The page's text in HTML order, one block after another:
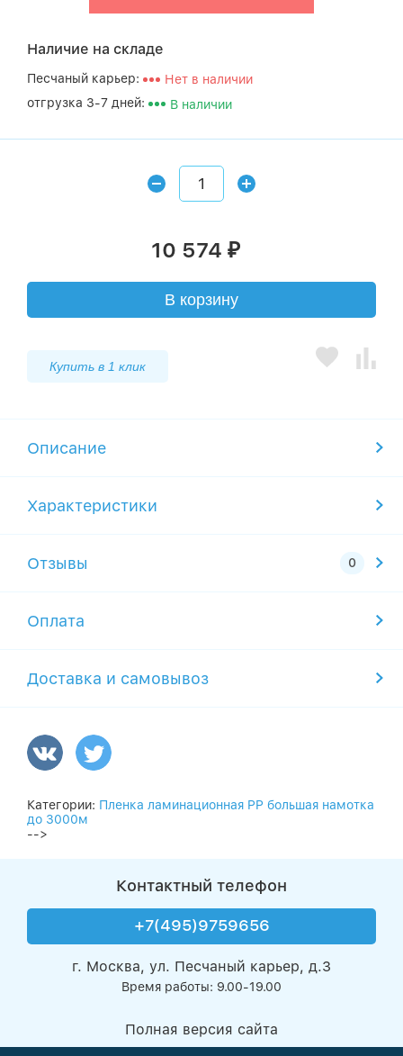
Наличие на складе
Песчаный карьер:
Нет в наличии
отгрузка 3-7 дней:
В наличии
10 574 ₽
В корзину
Купить в 1 клик
Описание
Характеристики
Отзывы
Оплата
Доставка и самовывоз
Категории: Пленка ламинационная PP большая намотка
до 3000м
-->
Контактный телефон
+7(495)9759656
г. Москва, ул. Песчаный карьер, д.3
Время работы: 9.00-19.00
Полная версия сайта